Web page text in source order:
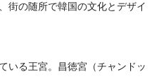
街の随所で韓国の文化とデザイ
いる王宮。昌徳宮（チャンドッ